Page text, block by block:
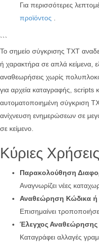
Για περισσότερες
προϊόντος
```
Το σημείο σύγκρισης TXT
ή χαρακτήρα σε απλά κείμενα,
αναθεωρήσεις χωρίς
για αρχεία καταγραφής, scripts
αυτοματοποιημένη σύγκριση
ανίχνευση ενημερώσεων σε
σε κείμενο.
Κύριες Χρήσεις
Παρακολούθηση
Αναγνωρίζει νέες
Αναθεώρηση Κώδικα ή
Επισημαίνει
Έλεγχος
Καταγράφει αλλαγές